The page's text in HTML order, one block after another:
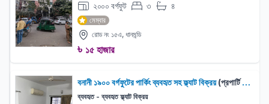
২০০০ বর্গফুট বেড: ৩ বাথরুম:৪
মেম্বার
রোড নং ১৫এ, ধানমন্ডি
৳ ১৫ হাজার
বনানী ১৯০০ বর্গফুটের পার্কিং ব্যবহৃত সহ ফ্ল্যাট বিক্রয়(প্রপার্টি বিক্রয়)
ব্যবহৃত - ব্যবহৃত ফ্ল্যাট বিক্রয়